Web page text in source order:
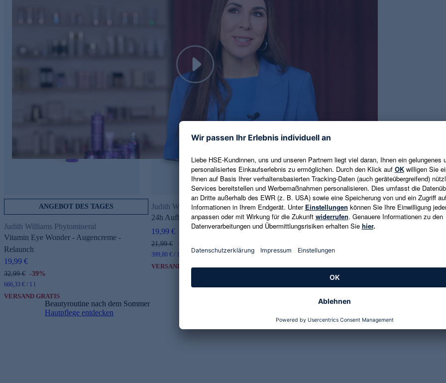
Play
ANGEBOT DES TAGES
Judith Williams Phytomineral
Vitamin Eye Wonder - Augencreme -
Relaunch
19,99 €
32,99 € -39%
666,33 € / 1 l
VERSAND GRATIS
Judith Williams Phytomineral
24h Aufbaucreme
19,99 €
21,99 € -9%
399,80 € / 1 l
VERSAND GRATIS
Judith Williams Phytomineral
Gesichtskonzentrat Moisture Miracle
29,99 €
299,90 € / 1 l
VERSAND GRATIS
Beautyroutine nach dem Sommer
Hautpflege entdecken